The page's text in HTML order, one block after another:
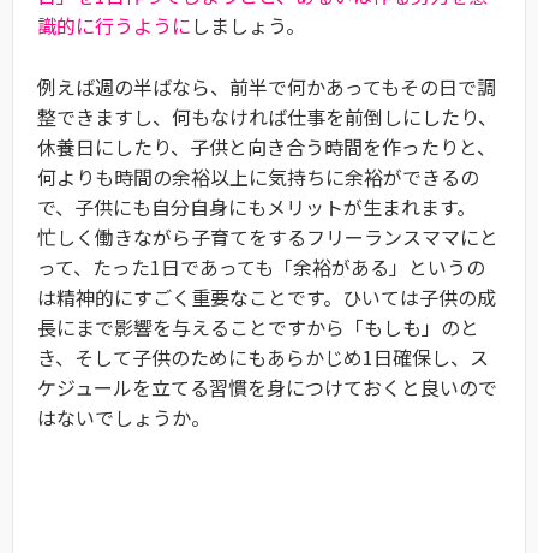
識的に行うようにしましょう。
例えば週の半ばなら、前半で何かあってもその日で調
整できますし、何もなければ仕事を前倒しにしたり、
休養日にしたり、子供と向き合う時間を作ったりと、
何よりも時間の余裕以上に気持ちに余裕ができるの
で、子供にも自分自身にもメリットが生まれます。
忙しく働きながら子育てをするフリーランスママにと
って、たった1日であっても「余裕がある」というの
は精神的にすごく重要なことです。ひいては子供の成
長にまで影響を与えることですから「もしも」のと
き、そして子供のためにもあらかじめ1日確保し、ス
ケジュールを立てる習慣を身につけておくと良いので
はないでしょうか。